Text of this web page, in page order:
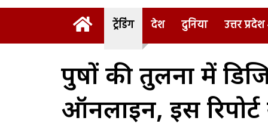
Homeट्रेंडिंग देश दुनिया उत्तर प्रदेश
पुरुषों की तुलना में
ऑनलाइन, इस